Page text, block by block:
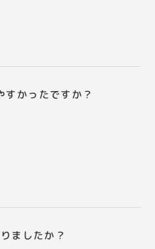
かったですか？
ましたか？